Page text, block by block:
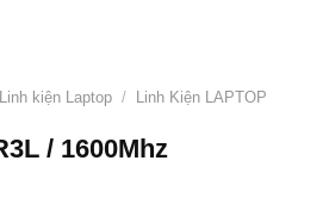
Linh kiện Laptop / Linh Kiện LAPTOP
/ 1600Mhz